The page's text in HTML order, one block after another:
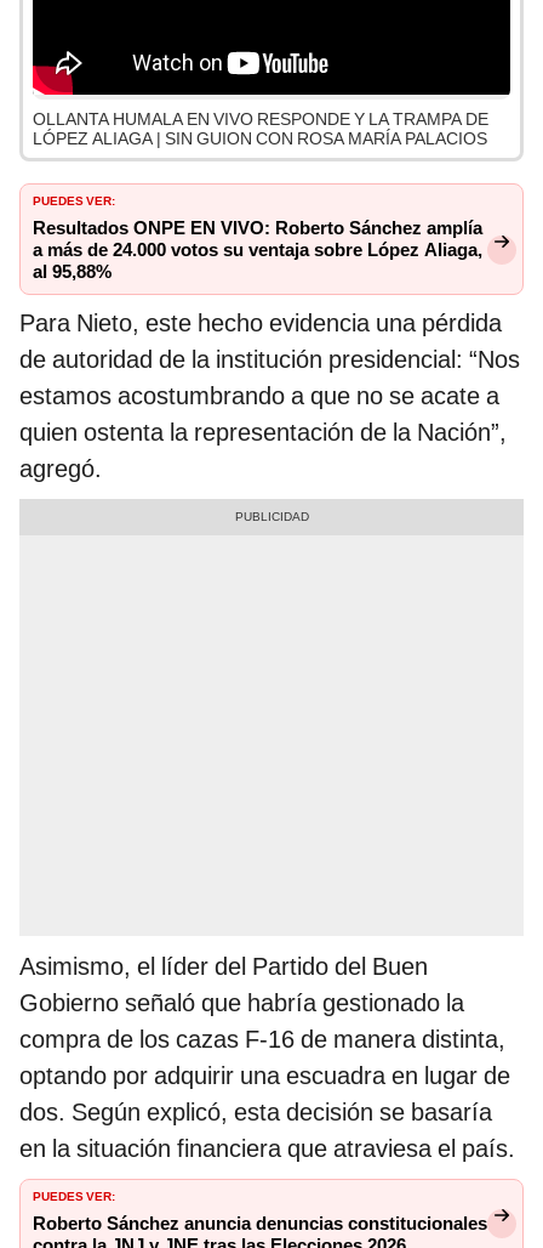
OLLANTA HUMALA EN VIVO RESPONDE Y LA TRAMPA DE
LÓPEZ ALIAGA | SIN GUION CON ROSA MARÍA PALACIOS
PUEDES VER:
Resultados ONPE EN VIVO: Roberto Sánchez amplía
a más de 24.000 votos su ventaja sobre López Aliaga,
al 95,88%
Para Nieto, este hecho evidencia una pérdida
de autoridad de la institución presidencial: “Nos
estamos acostumbrando a que no se acate a
quien ostenta la representación de la Nación”,
agregó.
Asimismo, el líder del Partido del Buen
Gobierno señaló que habría gestionado la
compra de los cazas F-16 de manera distinta,
optando por adquirir una escuadra en lugar de
dos. Según explicó, esta decisión se basaría
en la situación financiera que atraviesa el país.
PUEDES VER:
Roberto Sánchez anuncia denuncias constitucionales